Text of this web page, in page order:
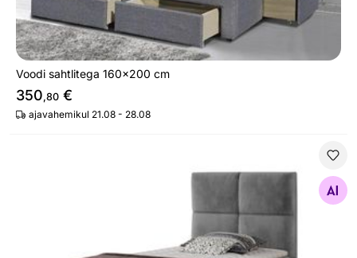
Voodi sahtlitega 160x200 cm
350,80 €
ajavahemikul 21.08 - 28.08
Pesukastiga kontinentaalvoodi 90x200 cm